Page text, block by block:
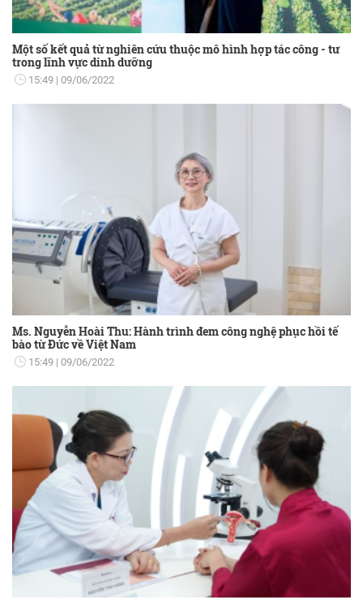
Một số kết quả từ nghiên cứu thuộc mô hình hợp tác công - tư
trong lĩnh vực dinh dưỡng
15:49 09/06/2022
Ms. Nguyễn Hoài Thu: Hành trình đem công nghệ phục hồi tế
bào từ Đức về Việt Nam
15:49 09/06/2022